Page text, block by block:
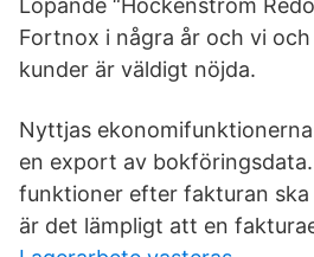
Löpande “Höckenström
Fortnox i några år och vi
kunder är väldigt nöjda.
Nyttjas
en export av
funktioner efter fakturan ska
är det lämpligt att en